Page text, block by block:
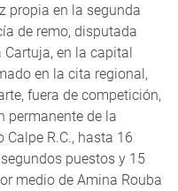
propia en la segunda
de remo, disputada
Cartuja, en la capital
en la cita regional,
fuera de competición,
permanente de la
R.C., hasta 16
puestos y 15
medio de Amina Rouba